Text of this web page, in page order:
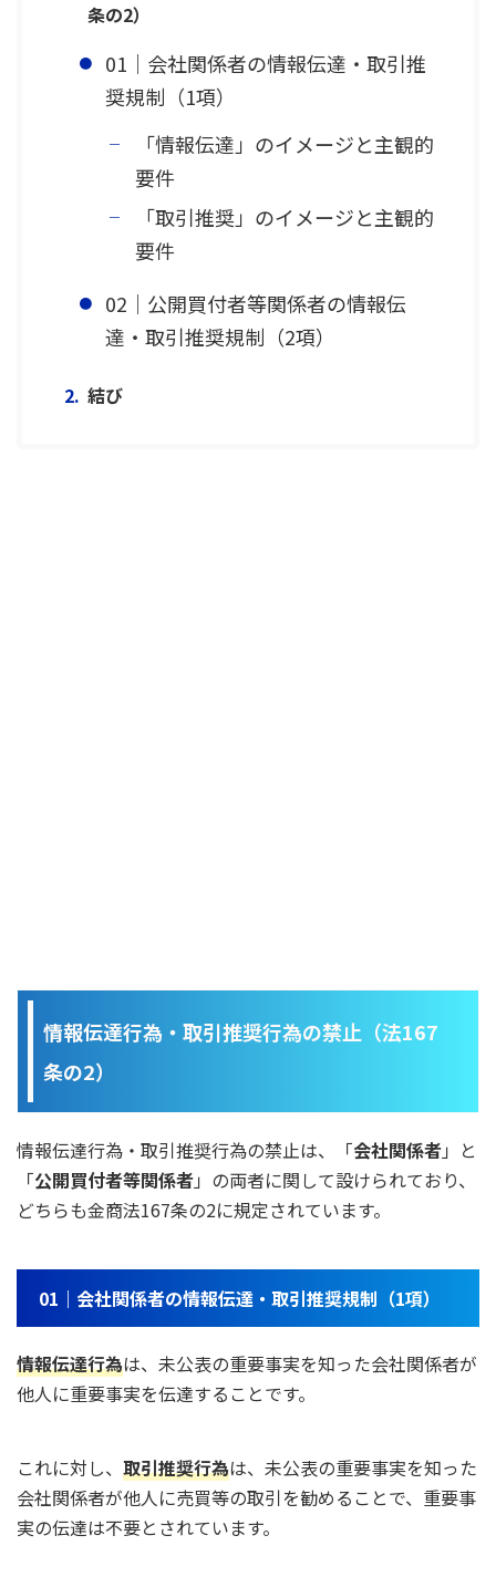
条の2）
01｜会社関係者の情報伝達・取引推
奨規制（1項）
「情報伝達」のイメージと主観的
要件
「取引推奨」のイメージと主観的
要件
02｜公開買付者等関係者の情報伝
達・取引推奨規制（2項）
結び
情報伝達行為・取引推奨行為の禁止（法167
条の2）
情報伝達行為・取引推奨行為の禁止は、「会社関係者」と
「公開買付者等関係者」の両者に関して設けられており、
どちらも金商法167条の2に規定されています。
01｜会社関係者の情報伝達・取引推奨規制（1項）
情報伝達行為は、未公表の重要事実を知った会社関係者が
他人に重要事実を伝達することです。
これに対し、 取引推奨行為は、未公表の重要事実を知った
会社関係者が他人に売買等の取引を勧めることで、重要事
実の伝達は不要とされています。